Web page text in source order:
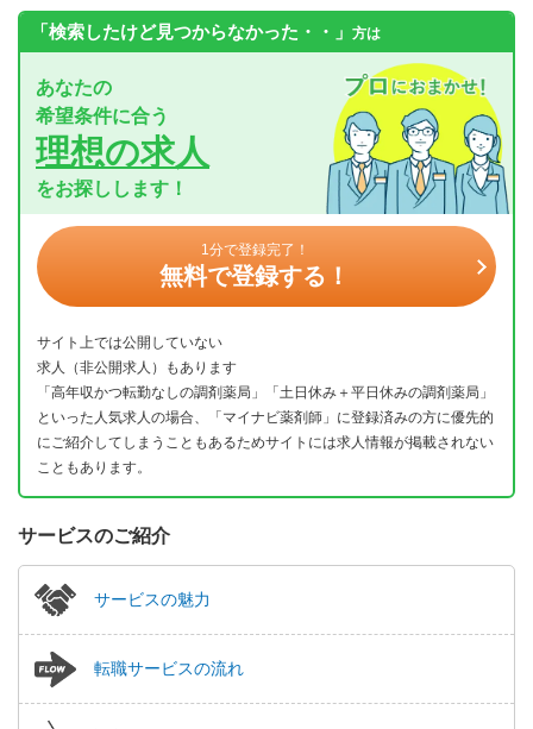
「検索したけど見つからなかった・・」 方は
あなたの
希望条件に合う
理想の求人
をお探しします！
1分で登録完了！
無料で登録する！
サイト上では公開していない
求人（非公開求人）もあります
「高年収かつ転勤なしの調剤薬局」「土日休み＋平日休みの調剤薬局」
といった人気求人の場合、「マイナビ薬剤師」に登録済みの方に優先的
にご紹介してしまうこともあるためサイトには求人情報が掲載されない
こともあります。
サービスのご紹介
サービスの魅力
転職サービスの流れ